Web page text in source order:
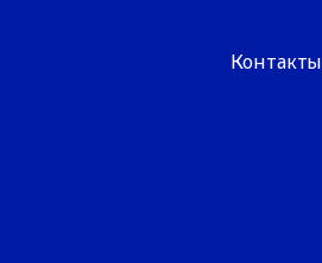
Контакты